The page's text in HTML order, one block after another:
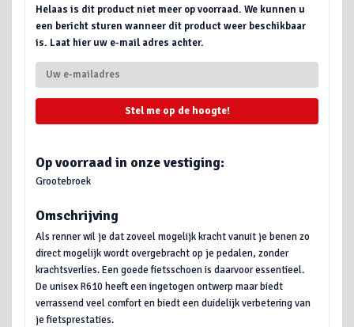
Helaas is dit product niet meer op voorraad. We kunnen u
een bericht sturen wanneer dit product weer beschikbaar
is. Laat hier uw e-mail adres achter.
Stel me op de hoogte!
Op voorraad in onze vestiging:
Grootebroek
Omschrijving
Als renner wil je dat zoveel mogelijk kracht vanuit je benen zo
direct mogelijk wordt overgebracht op je pedalen, zonder
krachtsverlies. Een goede fietsschoen is daarvoor essentieel.
De unisex R610 heeft een ingetogen ontwerp maar biedt
verrassend veel comfort en biedt een duidelijk verbetering van
je fietsprestaties.